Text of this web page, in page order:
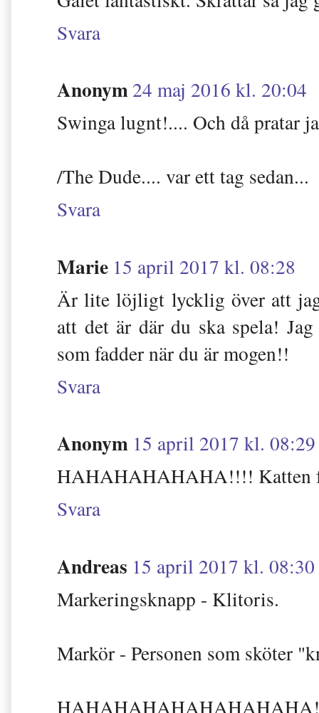
Svara
Anonym24 maj 2016 kl. 20:04
Swinga lugnt!.... Och då pratar
/The Dude.... var ett tag sedan...
Svara
Marie 15 april 2017 kl. 08:28
Är lite löjligt lycklig över att
att det är där du ska spela!
som fadder när du är mogen!!
Svara
Anonym 15 april 2017 kl. 08:29
HAHAHAHAHAHA!!!! Katten
Svara
Andreas 15 april 2017 kl. 08:30
Markeringsknapp - Klitoris.
Markör - Personen som sköter